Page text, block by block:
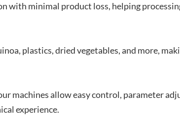
with minimal product loss, helping
plastics, dried vegetables, and more,
machines allow easy control, parameter
experience.